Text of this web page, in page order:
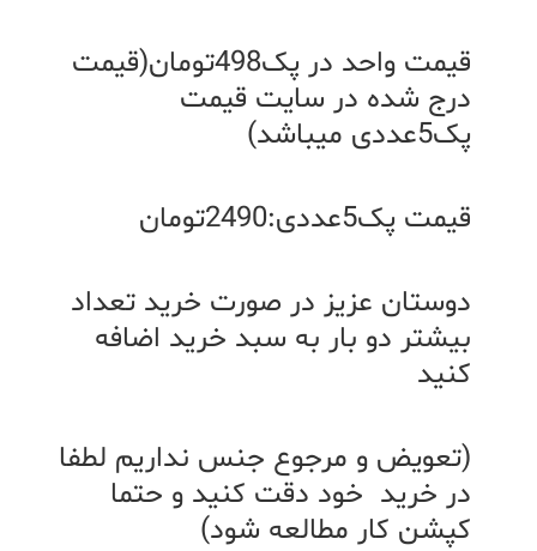
قیمت واحد در پک498تومان(قیمت
درج شده در سایت قیمت
پک5عددی میباشد)
قیمت پک5عددی:2490تومان
دوستان عزیز در صورت خرید تعداد
بیشتر دو بار به سبد خرید اضافه
کنید
(تعویض و مرجوع جنس نداریم لطفا
در خرید خود دقت کنید و حتما
کپشن کار مطالعه شود)